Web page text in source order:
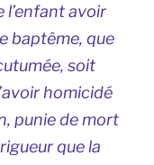
l’enfant avoir
baptême, que
soit
homicidé
punie de mort
que la